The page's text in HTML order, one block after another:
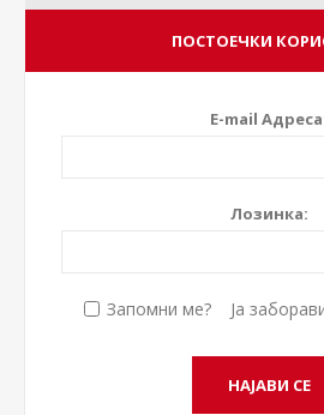
ПОСТОЕЧКИ
E-mail
Лозинка:
Запомни ме? Ја